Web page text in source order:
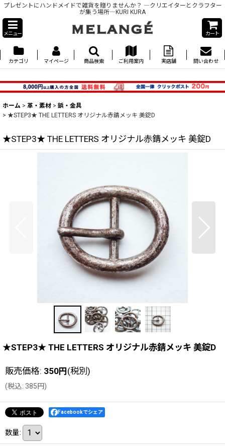
プレゼントにハンドメイドで雑貨を贈りませんか？ ―クリエイターとクラフター
が集う場所―KURI KURA
メニュー カート
カテゴリ マイページ 商品検索 ご利用案内 実店舗 問い合わせ
ホーム > 革・素材 > 鋲・金具
> ★STEP3★ THE LETTERS オリジナル赤錆メッキ 美錠D
★STEP3★ THE LETTERS オリジナル赤錆メッキ 美錠D
★STEP3★ THE LETTERS オリジナル赤錆メッキ 美錠D
販売価格: 350円(税別)
(税込: 385円)
Facebookでシェア
数量: